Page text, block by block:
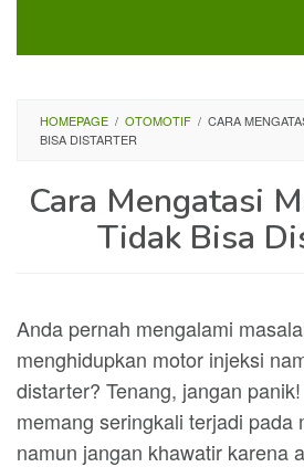
HOMEPAGE / OTOMOTIF / CARA
BISA DISTARTER
Cara Mengatasi
Tidak Bisa
Anda pernah mengalami
menghidupkan motor injeksi
distarter? Tenang, jangan
memang seringkali terjadi pada
namun jangan khawatir karena